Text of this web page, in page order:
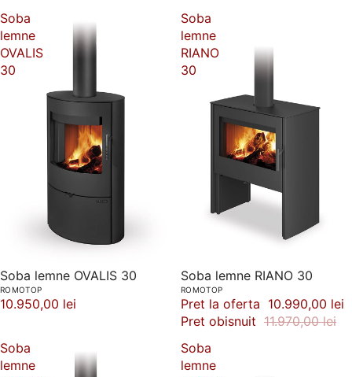
Soba
lemne
OVALIS
30
Soba lemne OVALIS 30
ROMOTOP
10.950,00 lei
Soba
lemne
RIANO
30
-8%
Soba lemne RIANO 30
ROMOTOP
Pret la oferta 10.990,00 lei
Pret obisnuit 11.970,00 lei
Soba
lemne
Soba
lemne